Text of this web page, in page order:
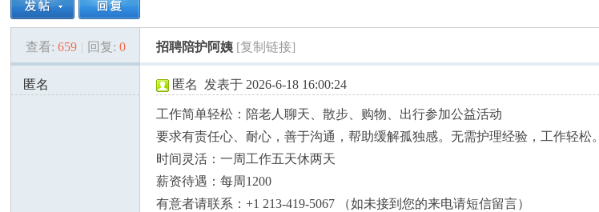
» › ›
查看: 659 | 回复: 0 招聘陪护阿姨 [复制链接]
匿名
匿名 发表于 2026-6-18 16:00:24
工作简单轻松：陪老人聊天、散步、购物、出行参加公益活动
要求有责任心、耐心，善于沟通，帮助缓解孤独感。无需护理经验，工作轻松。
时间灵活：一周工作五天休两天
薪资待遇：每周1200
有意者请联系：+1 213-419-5067 （如未接到您的来电请短信留言）